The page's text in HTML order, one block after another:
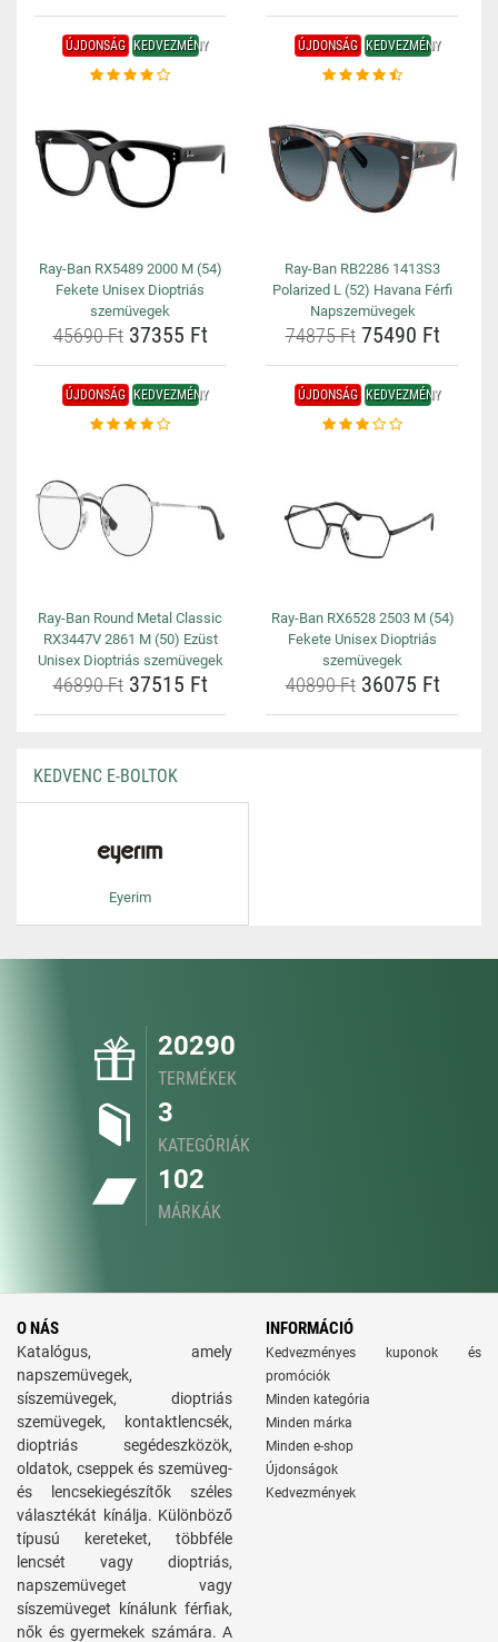
ÚJDONSÁG KEDVEZMÉNY
Ray-Ban RX5489 2000 M (54)
Fekete Unisex Dioptriás
szemüvegek
45690 Ft37355 Ft
ÚJDONSÁG KEDVEZMÉNY
Ray-Ban RB2286 1413S3
Polarized L (52) Havana Férfi
Napszemüvegek
74875 Ft75490 Ft
ÚJDONSÁG KEDVEZMÉNY
Ray-Ban Round Metal Classic
RX3447V 2861 M (50) Ezüst
Unisex Dioptriás szemüvegek
46890 Ft37515 Ft
ÚJDONSÁG KEDVEZMÉNY
Ray-Ban RX6528 2503 M (54)
Fekete Unisex Dioptriás
szemüvegek
40890 Ft36075 Ft
KEDVENC E-BOLTOK
Eyerim
20290
TERMÉKEK
3
KATEGÓRIÁK
102
MÁRKÁK
O NÁS
Katalógus, amely
napszemüvegek,
síszemüvegek, dioptriás
szemüvegek, kontaktlencsék,
dioptriás segédeszközök,
oldatok, cseppek és szemüveg-
és lencsekiegészítők széles
választékát kínálja. Különböző
típusú kereteket, többféle
lencsét vagy dioptriás,
napszemüveget vagy
síszemüveget kínálunk férfiak,
nők és gyermekek számára. A
INFORMÁCIÓ
Kedvezményes kuponok és
promóciók
Minden kategória
Minden márka
Minden e-shop
Újdonságok
Kedvezmények